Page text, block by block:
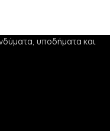
υποδήματα και